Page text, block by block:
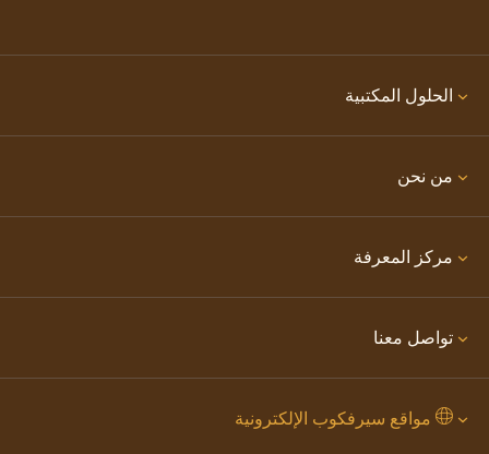
الحلول المكتبية
من نحن
مركز المعرفة
تواصل معنا
مواقع سيرفكوب الإلكترونية